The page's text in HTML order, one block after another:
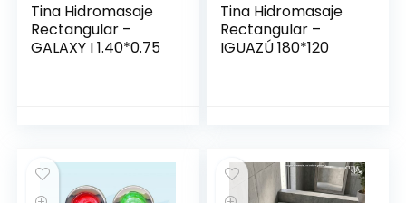
Tina Hidromasaje
Rectangular –
GALAXY I 1.40*0.75
Tina Hidromasaje
Rectangular –
IGUAZÚ 180*120